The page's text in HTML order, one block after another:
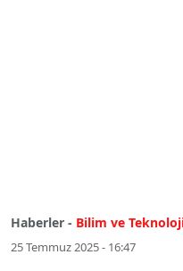
Haberler - Bilim ve
25 Temmuz 2025 - 16:47